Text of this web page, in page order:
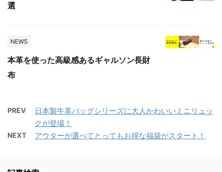
選
NEWS
本革を使った高級感あるギャルソン長財
布
PREV
日本製牛革バッグシリーズに大人かわいいミニリュッ
クが登場！
NEXT アウターが選べてとってもお得な福袋がスタート！